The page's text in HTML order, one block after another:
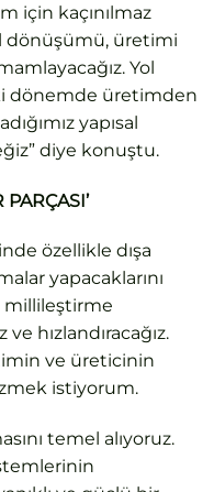
için kaçınılmaz
dönüşümü, üretimi
Yol
dönemde üretimden
yapısal
diye konuştu.
özellikle dışa
yapacaklarını
millileştirme
hızlandıracağız.
ve üreticinin
istiyorum.
temel alıyoruz.